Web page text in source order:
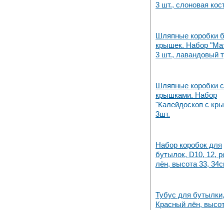
3 шт., слоновая
Шляпные коробки
крышек. Набор
3 шт., лавандовый
Шляпные коробки с
крышками. Набор
"Калейдоскоп с
3шт.
Набор коробок для
бутылок, D10, 12,
лён, высота 33,
Тубус для
Красный лён,